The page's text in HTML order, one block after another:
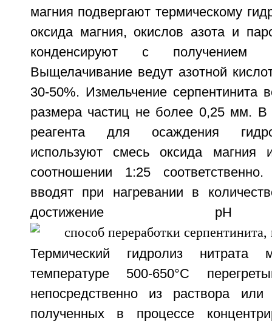
магния подвергают термическому
оксида магния, окислов азота и
конденсируют с получением
Выщелачивание ведут азотной
30-50%. Измельчение серпентинита
размера частиц не более 0,25 мм. В
реагента для осаждения
используют смесь оксида
соотношении 1:25
вводят при нагревании в
достижение рН
Термический гидролиз нитрата
температуре 500-650°С
непосредственно из раствора или
полученных в процессе